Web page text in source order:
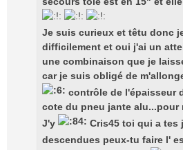
Je suis curieux et têtu donc
difficilement et oui j'ai un
une combinaison que je
car je suis obligé de
contrôle de l'épaisseur
cote du pneu jante alu...pour
J'y
Cris45 toi qui a tes
descendues peux-tu faire l'